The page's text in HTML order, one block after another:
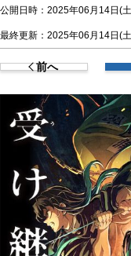
公開日時：2025年06月14日(
最終更新：2025年06月14日(
前へ